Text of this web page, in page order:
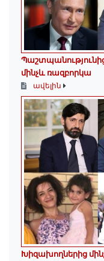
մինչև ռազբորկա
ավելին
Խիզախողներից